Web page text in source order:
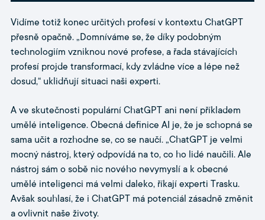
Vidíme totiž konec určitých profesí v kontextu ChatGPT
přesně opačně. „Domníváme se, že díky podobným
technologiím vzniknou nové profese, a řada stávajících
profesí projde transformací, kdy zvládne více a lépe než
dosud,“ uklidňují situaci naši experti.
A ve skutečnosti populární ChatGPT ani není příkladem
umělé inteligence. Obecná definice AI je, že je schopná se
sama učit a rozhodne se, co se naučí. „ChatGPT je velmi
mocný nástroj, který odpovídá na to, co ho lidé naučili. Ale
nástroj sám o sobě nic nového nevymyslí a k obecné
umělé inteligenci má velmi daleko, říkají experti Trasku.
Avšak souhlasí, že i ChatGPT má potenciál zásadně změnit
a ovlivnit naše životy.